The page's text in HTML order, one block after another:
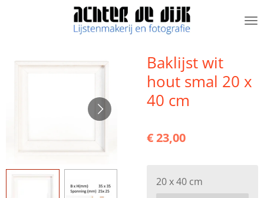
hoofdinhoud
Baklijst wit
hout smal 20 x
40 cm
€ 23,00
20 x 40 cm